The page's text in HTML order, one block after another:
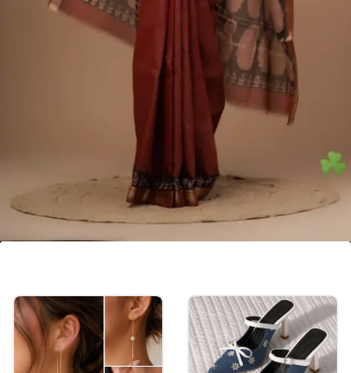
మధ్యప్రదేశ్‌కు చెందిన చందేరీ చీరలను పట్టు, కాటన్
మిశ్రమంతో నేస్తారు. దీని మృదుత్వం, చిన్న పూల డిజైన్లు
వేసవి కాలానికి ఇది సరైన ఎంపికగా నిలుపుతాయి.
Image credits: Pinterest